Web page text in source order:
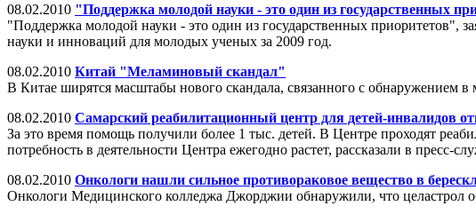
08.02.2010 "Поддержка молодой науки - это один из государственных
"Поддержка молодой науки - это один из государственных приоритетов",
науки и инноваций для молодых ученых за 2009 год.
08.02.2010 Китай "Меламиновый скандал"
В Китае ширятся масштабы нового скандала, связанного с обнаружением
08.02.2010 Самарский реабилитационный центр для детей-инвалидов
За это время помощь получили более 1 тыс. детей. В Центре проходят
потребность в деятельности Центра ежегодно растет, рассказали в пресс-
08.02.2010 Онкологи нашли сильное противораковое вещество в
Онкологи Медицинского колледжа Джорджии обнаружили, что целастрол